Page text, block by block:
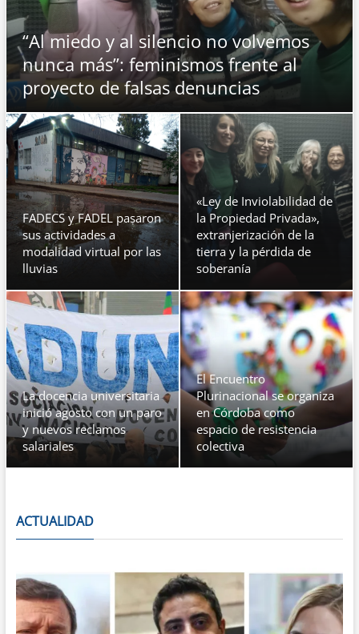
“Al miedo y al silencio no volvemos
nunca más”: feminismos frente al
proyecto de falsas denuncias
FADECS y FADEL pasaron
sus actividades a
modalidad virtual por las
lluvias
«Ley de Inviolabilidad de
la Propiedad Privada»,
extranjerización de la
tierra y la pérdida de
soberanía
La docencia universitaria
inició agosto con un paro
y nuevos reclamos
salariales
El Encuentro
Plurinacional se organiza
en Córdoba como
espacio de resistencia
colectiva
ACTUALIDAD